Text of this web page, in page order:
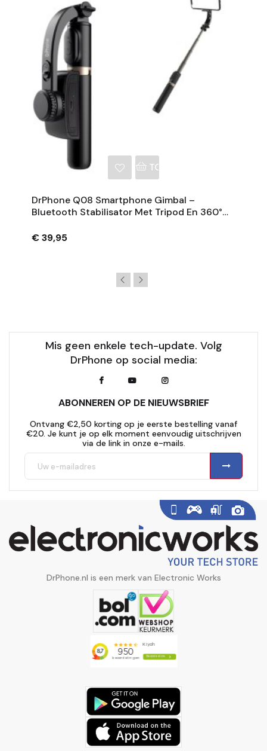
TOEVOEGEN AAN
DrPhone Q08 Smartphone Gimbal –
Bluetooth Stabilisator Met Tripod En 360°
€ 39,95
Mis geen enkele tech-update. Volg
DrPhone op social media:
ABONNEREN OP DE NIEUWSBRIEF
Ontvang €2,50 korting op je eerste bestelling vanaf
€20. Je kunt je op elk moment eenvoudig uitschrijven
via de link in onze e-mails.
DrPhone.nl is een merk van Electronic Works